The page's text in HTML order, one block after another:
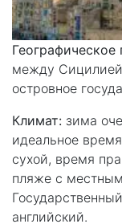
между
островное
Климат: зима
идеальное
сухой, время
пляже с
английский.